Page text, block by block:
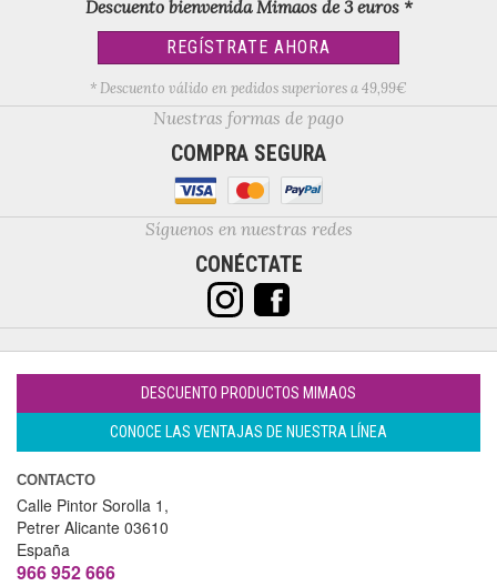
Descuento bienvenida Mimaos de 3 euros *
REGÍSTRATE AHORA
* Descuento válido en pedidos superiores a 49,99€
Nuestras formas de pago
COMPRA SEGURA
Síguenos en nuestras redes
CONÉCTATE
DESCUENTO PRODUCTOS MIMAOS
CONOCE LAS VENTAJAS DE NUESTRA LÍNEA
CONTACTO
Calle Pintor Sorolla 1,
Petrer Alicante 03610
España
966 952 666